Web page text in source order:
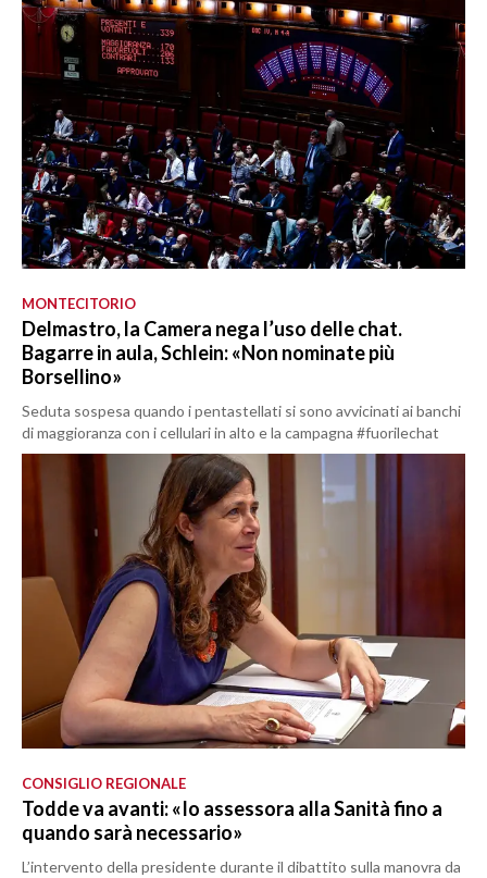
MONTECITORIO
Delmastro, la Camera nega l’uso delle chat.
Bagarre in aula, Schlein: «Non nominate più
Borsellino»
Seduta sospesa quando i pentastellati si sono avvicinati ai banchi
di maggioranza con i cellulari in alto e la campagna #fuorilechat
CONSIGLIO REGIONALE
Todde va avanti: «Io assessora alla Sanità fino a
quando sarà necessario»
L’intervento della presidente durante il dibattito sulla manovra da